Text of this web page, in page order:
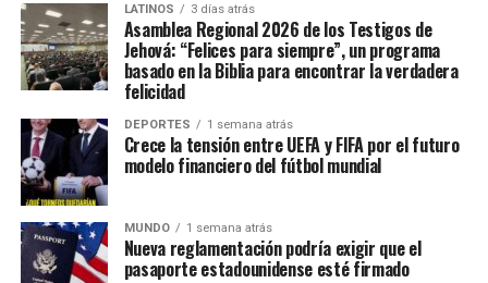
LATINOS 3 días atrás
Asamblea Regional 2026 de los Testigos de
Jehová: “Felices para siempre”, un programa
basado en la Biblia para encontrar la verdadera
felicidad
DEPORTES 1 semana atrás
Crece la tensión entre UEFA y FIFA por el futuro
modelo financiero del fútbol mundial
MUNDO 1 semana atrás
Nueva reglamentación podría exigir que el
pasaporte estadounidense esté firmado